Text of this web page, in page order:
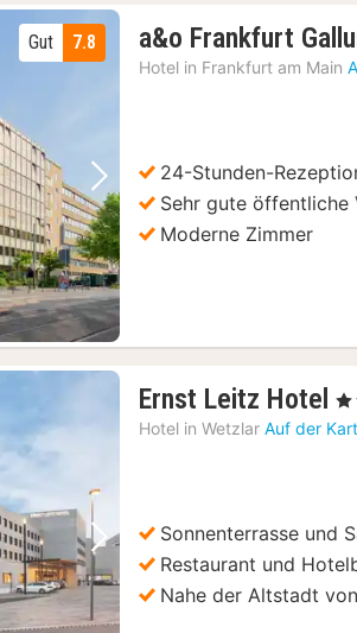
Nächstes Bild
7.8
Gut a&o Frankfurt
Hotel in Frankfurt am Main
24-Stunden-
Sehr gute öffentliche
Moderne Zimmer
Nächstes Bild
Ernst Leitz Hotel 1
, 4
Hotel in Wetzlar Auf der
Sonnenterrasse und
Restaurant und
Nahe der Altstadt